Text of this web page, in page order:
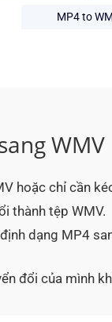
MP4 to
WMV
hoặc chỉ cần
thành tệp WMV.
dạng MP4
đổi của mình